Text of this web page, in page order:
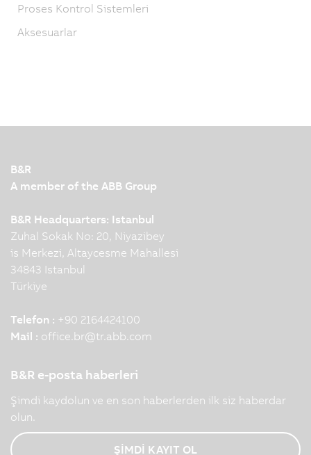
Proses Kontrol Sistemleri
Aksesuarlar
B&R
A member of the ABB Group
B&R Headquarters: Istanbul
Zuhal Sokak No: 20, Niyazibey
is Merkezi, Altaycesme Mahallesi
34843 Istanbul
Türkiye
Telefon : +90 2164424100
Mail : office.br@tr.abb.com
B&R e-posta haberleri
Şimdi kaydolun ve en son haberlerden ilk siz haberdar
olun.
ŞİMDİ KAYIT OL